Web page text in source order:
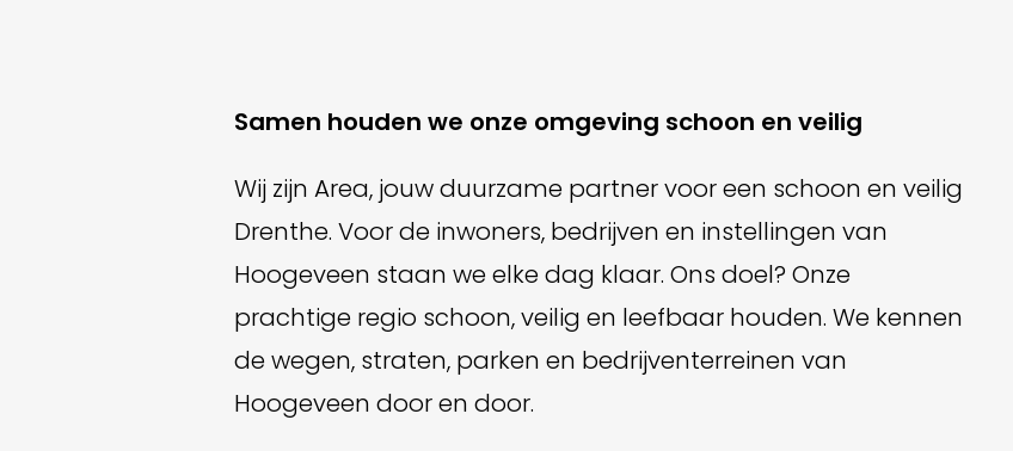
Samen houden we onze omgeving schoon en veilig
Wij zijn Area, jouw duurzame partner voor een schoon en veilig
Drenthe. Voor de inwoners, bedrijven en instellingen van
Hoogeveen staan we elke dag klaar. Ons doel? Onze
prachtige regio schoon, veilig en leefbaar houden. We kennen
de wegen, straten, parken en bedrijventerreinen van
Hoogeveen door en door.